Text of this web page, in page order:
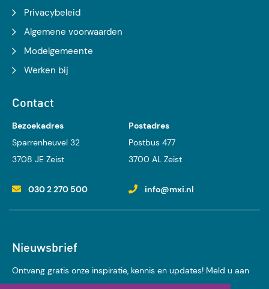
Privacybeleid
Algemene voorwaarden
Modelgemeente
Werken bij
Contact
Bezoekadres
Sparrenheuvel 32
3708 JE Zeist
Postadres
Postbus 477
3700 AL Zeist
030 2 270 500 info@mxi.nl
Nieuwsbrief
Ontvang gratis onze inspiratie, kennis en updates! Meld u aan